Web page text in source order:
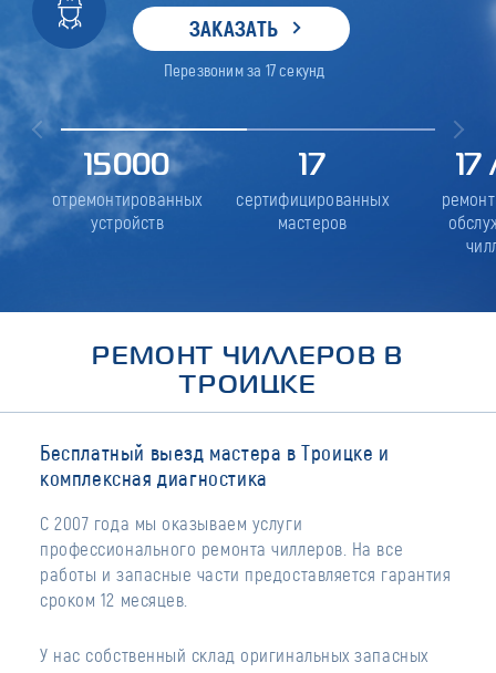
ЗАКАЗАТЬ
Перезвоним за 17секунд
15000
отремонтированных
устройств
17
сертифицированных
мастеров
17
РЕМОНТ ЧИЛЛЕРОВ В
ТРОИЦКЕ
Бесплатный выезд мастера в Троицке и
комплексная диагностика
С 2007 года мы оказываем услуги
профессионального ремонта чиллеров. На все
работы и запасные части предоставляется гарантия
сроком 12 месяцев.
У нас собственный склад оригинальных запасных